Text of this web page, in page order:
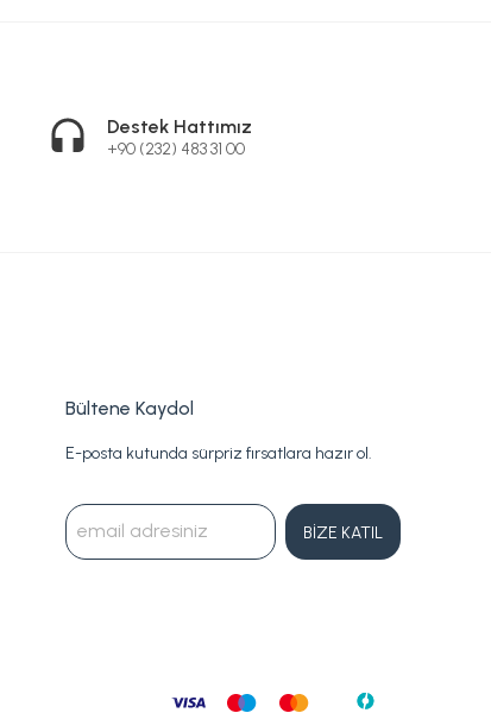
Destek Hattımız
+90 (232) 483 31 00
Bültene Kaydol
E-posta kutunda sürpriz fırsatlara hazır ol.
BİZE KATIL